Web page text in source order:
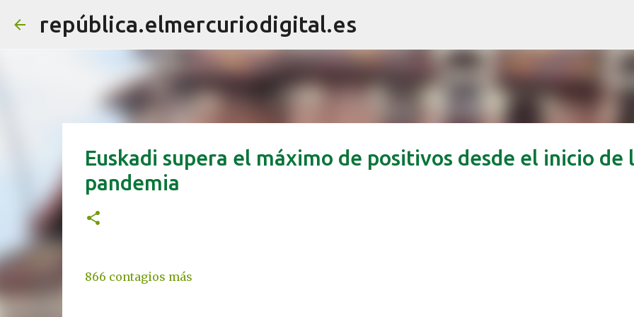
república.elmercuriodigital.es
Euskadi supera el máximo de positivos desde el inicio de
pandemia
866 contagios más